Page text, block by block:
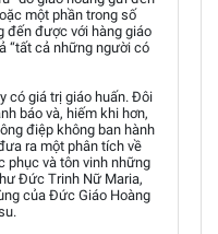
một phần trong số
đến được với hàng giáo
“tất cả những người có
có giá trị giáo huấn. Đôi
báo và, hiếm khi hơn,
điệp không ban hành
ra một phân tích về
phục và tôn vinh những
Đức Trinh Nữ Maria,
của Đức Giáo Hoàng